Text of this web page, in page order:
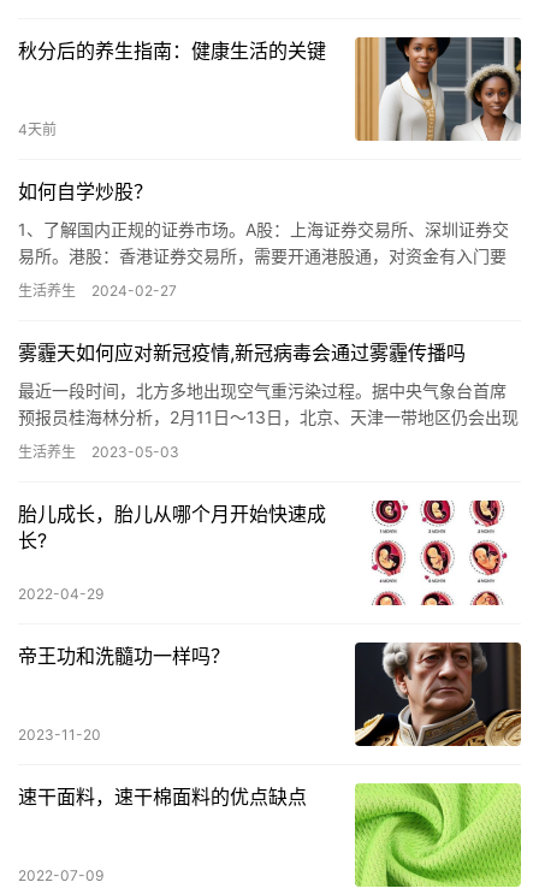
秋分后的养生指南：健康生活的关键
4天前
如何自学炒股？
1、了解国内正规的证券市场。A股：上海证券交易所、深圳证券交
易所。港股：香港证券交易所，需要开通港股通，对资金有入门要
求。 2、了解股票的类别。上证股票：以6开头的股票，以大盘蓝
生活养生 2024-02-27
雾霾天如何应对新冠疫情,新冠病毒会通过雾霾传播吗
最近一段时间，北方多地出现空气重污染过程。据中央气象台首席
预报员桂海林分析，2月11日～13日，北京、天津一带地区仍会出现
大雾天气并伴有中至重度污染。 空气质量差且流动性不佳，雾霾…
生活养生 2023-05-03
胎儿成长，胎儿从哪个月开始快速成
长?
2022-04-29
帝王功和洗髓功一样吗？
2023-11-20
速干面料，速干棉面料的优点缺点
2022-07-09